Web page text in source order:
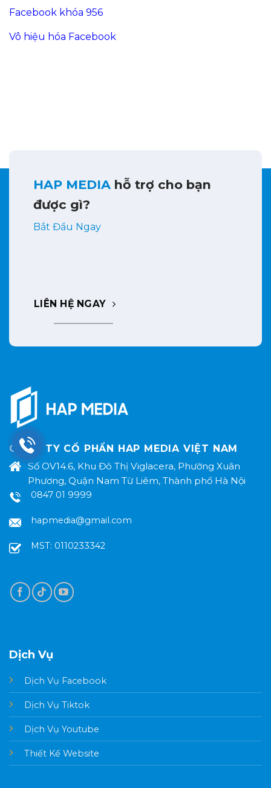
Facebook khóa 956
Vô hiệu hóa Facebook
HAP MEDIA hỗ trợ cho bạn
được gì?
Bắt Đầu Ngay
LIÊN HỆ NGAY
CÔNG TY CỔ PHẨN HAP MEDIA VIỆT NAM
Số OV14.6, Khu Đô Thị Viglacera, Phường Xuân
Phương, Quận Nam Từ Liêm, Thành phố Hà Nội
0847 01 9999
hapmedia@gmail.com
MST: 0110233342
Dịch Vụ
Dịch Vụ Facebook
Dịch Vụ Tiktok
Dịch Vụ Youtube
Thiết Kế Website